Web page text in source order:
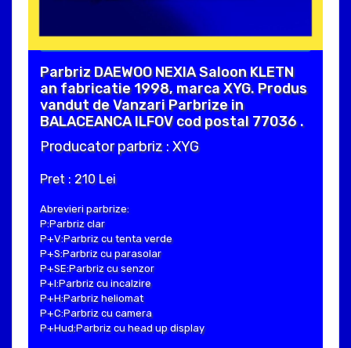
Parbriz DAEWOO NEXIA Saloon KLETN
an fabricatie 1998, marca XYG. Produs
vandut de Vanzari Parbrize in
BALACEANCA ILFOV cod postal 77036 .
Producator parbriz : XYG
Pret : 210 Lei
Abrevieri parbrize:
P:Parbriz clar
P+V:Parbriz cu tenta verde
P+S:Parbriz cu parasolar
P+SE:Parbriz cu senzor
P+I:Parbriz cu incalzire
P+H:Parbriz heliomat
P+C:Parbriz cu camera
P+Hud:Parbriz cu head up display